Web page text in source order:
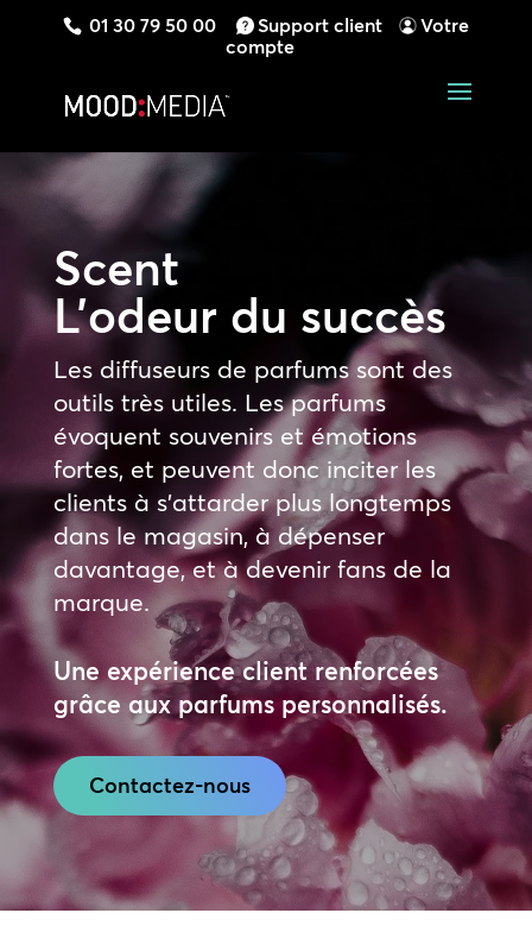
01 30 79 50 00 Support client
Votre
compte
Scent
L’odeur du succès
Les diffuseurs de parfums sont des
outils très utiles. Les parfums
évoquent souvenirs et émotions
fortes, et peuvent donc inciter les
clients à s’attarder plus longtemps
dans le magasin, à dépenser
davantage, et à devenir fans de la
marque.
Une expérience client renforcées
grâce aux parfums personnalisés.
Contactez-nous